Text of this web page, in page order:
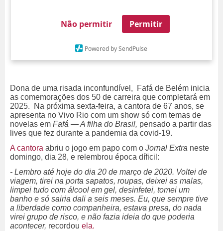
Não permitir Permitir
Powered by SendPulse
Dona de uma risada inconfundível, Fafá de Belém inicia
as comemorações dos 50 de carreira que completará em
2025. Na próxima sexta-feira, a cantora de 67 anos, se
apresenta no Vivo Rio com um show só com temas de
novelas em Fafá — A filha do Brasil, pensado a partir das
lives que fez durante a pandemia da covid-19.
A cantora abriu o jogo em papo com o Jornal Extra neste
domingo, dia 28, e relembrou época díficil:
- Lembro até hoje do dia 20 de março de 2020. Voltei de
viagem, tirei na porta sapatos, roupas, deixei as malas,
limpei tudo com álcool em gel, desinfetei, tomei um
banho e só sairia dali a seis meses. Eu, que sempre tive
a liberdade como companheira, estava presa, do nada
virei grupo de risco, e não fazia ideia do que poderia
acontecer, recordou ela.